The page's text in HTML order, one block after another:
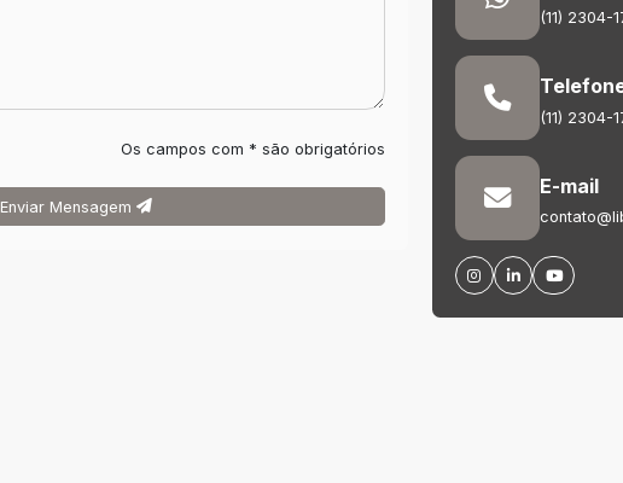
Os campos com * são obrigatórios
Enviar Mensagem
(11) 2304-
(11) 2304-
E-mail